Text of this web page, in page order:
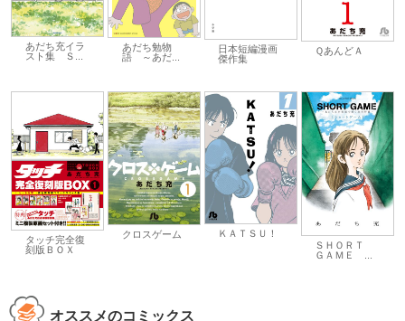
あだち充イラ
スト集 Ｓ...
あだち勉物
語 ～あだ...
日本短編漫画
傑作集
ＱあんどＡ
タッチ完全復
刻版ＢＯＸ
クロスゲーム
ＫＡＴＳＵ！
ＳＨＯＲＴ
ＧＡＭＥ ...
オススメのコミックス